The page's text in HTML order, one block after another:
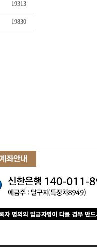
19313
19830